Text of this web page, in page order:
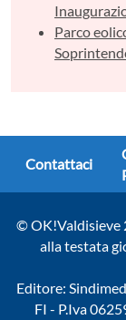
Parco
Contattaci
© OK!Valdisieve
alla testata
Editore:
FI - P.Iva